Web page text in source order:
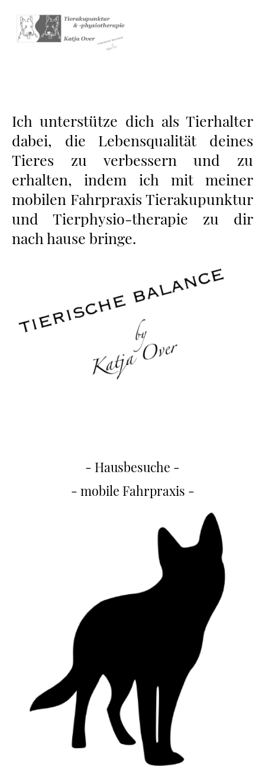
Ich unterstütze dich als Tierhalter
dabei, die Lebensqualität deines
Tieres zu verbessern und zu
erhalten, indem ich mit meiner
mobilen Fahrpraxis Tierakupunktur
und Tierphysio-therapie zu dir
nach hause bringe.
- Hausbesuche -
- mobile Fahrpraxis -